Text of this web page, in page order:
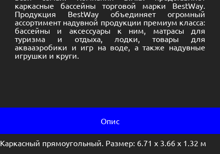
каркасные бассейны торговой марки BestWay.
Продукция BestWay объединяет огромный
ассортимент надувной продукции премиум класса:
бассейны и аксессуары к ним, матрасы для
туризма и отдыха, лодки, товары для
аквааэробики и игр на воде, а также надувные
игрушки и круги.
Опис
Каркасный прямоугольный. Размер: 6.71 x 3.66 x 1.32 м